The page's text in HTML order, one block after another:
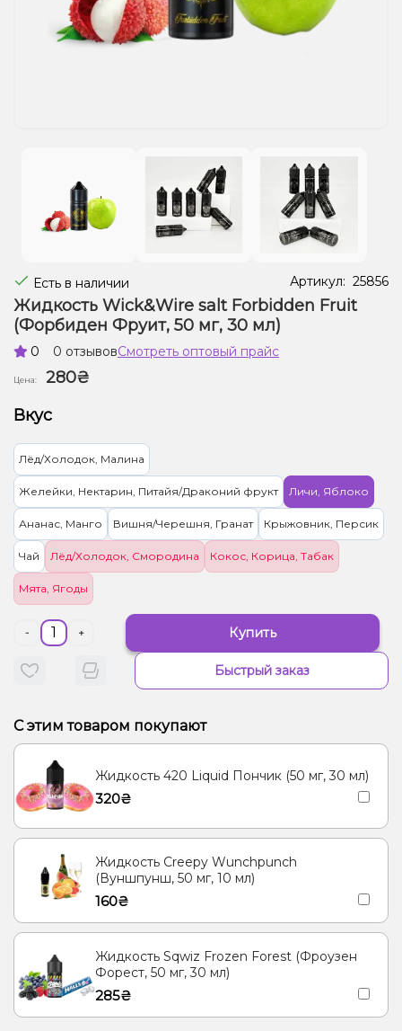
Подарочные наборы
Есть в наличии Артикул: 25856
Жидкость Wick&Wire salt Forbidden Fruit
(Форбиден Фруит, 50 мг, 30 мл)
0 0 отзывовСмотреть оптовый прайс
Цена:
280₴
Вкус
Лёд/Холодок, Малина
Желейки, Нектарин, Питайя/Драконий фрукт Личи, Яблоко
Ананас, Манго Вишня/Черешня, Гранат Крыжовник, Персик
Чай Лёд/Холодок, Смородина Кокос, Корица, Табак
Мята, Ягоды
- + Купить
Быстрый заказ
С этим товаром покупают
Жидкость 420 Liquid Пончик (50 мг, 30 мл)
320₴
Жидкость Creepy Wunchpunch
(Вуншпунш, 50 мг, 10 мл)
160₴
Жидкость Sqwiz Frozen Forest (Фроузен
Форест, 50 мг, 30 мл)
285₴